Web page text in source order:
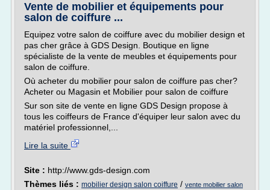
Vente de mobilier et équipements pour
salon de coiffure ...
Equipez votre salon de coiffure avec du mobilier design et
pas cher grâce à GDS Design. Boutique en ligne
spécialiste de la vente de meubles et équipements pour
salon de coiffure.
Où acheter du mobilier pour salon de coiffure pas cher?
Acheter ou Magasin et Mobilier pour salon de coiffure
Sur son site de vente en ligne GDS Design propose à
tous les coiffeurs de France d'équiper leur salon avec du
matériel professionnel,...
Lire la suite
Site : http://www.gds-design.com
Thèmes liés : mobilier design salon coiffure / vente mobilier salon